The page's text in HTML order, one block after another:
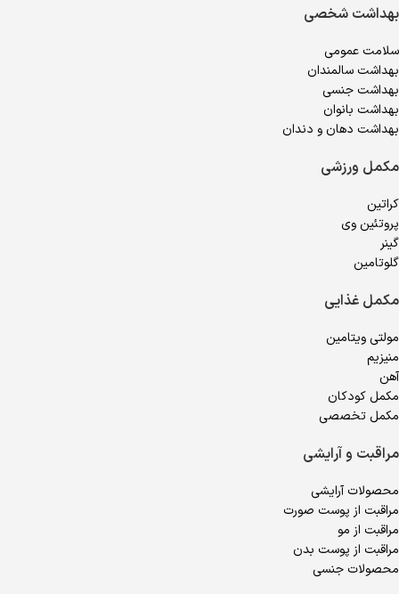
بهداشت شخصی
سلامت عمومی
بهداشت سالمندان
بهداشت جنسی
بهداشت بانوان
بهداشت دهان و دندان
مکمل ورزشی
کراتین
پروتئین وی
گینر
گلوتامین
مکمل غذایی
مولتی ویتامین
منیزیم
آهن
مکمل کودکان
مکمل تخصصی
مراقبت و آرایشی
محصولات آرایشی
مراقبت از پوست صورت
مراقبت از مو
مراقبت از پوست بدن
محصولات جنسی